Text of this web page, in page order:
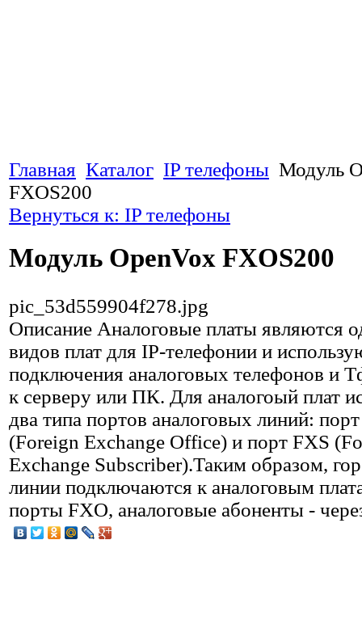
Главная Каталог IP телефоны Модуль
FXOS200
Вернуться к: IP телефоны
Модуль OpenVox FXOS200
pic_53d559904f278.jpg
Описание Аналоговые платы являются
видов плат для IP-телефонии и
подключения аналоговых телефонов и
к серверу или ПК. Для аналогоый плат
два типа портов аналоговых линий:
(Foreign Exchange Office) и порт FXS
Exchange Subscriber).Таким образом,
линии подключаются к аналоговым
порты FXO, аналоговые абоненты -